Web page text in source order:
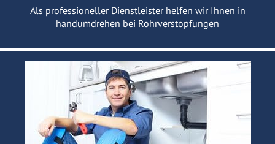
Als professioneller Dienstleister helfen wir Ihnen in
handumdrehen bei Rohrverstopfungen